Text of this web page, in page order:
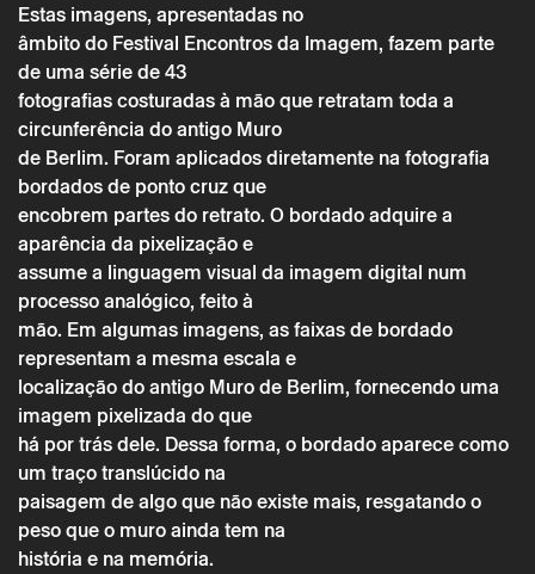
Estas imagens, apresentadas no
âmbito do Festival Encontros da Imagem, fazem parte
de uma série de 43
fotografias costuradas à mão que retratam toda a
circunferência do antigo Muro
de Berlim. Foram aplicados diretamente na fotografia
bordados de ponto cruz que
encobrem partes do retrato. O bordado adquire a
aparência da pixelização e
assume a linguagem visual da imagem digital num
processo analógico, feito à
mão. Em algumas imagens, as faixas de bordado
representam a mesma escala e
localização do antigo Muro de Berlim, fornecendo uma
imagem pixelizada do que
há por trás dele. Dessa forma, o bordado aparece como
um traço translúcido na
paisagem de algo que não existe mais, resgatando o
peso que o muro ainda tem na
história e na memória.
Sexta 16 setembro→Outros
ENCONTROS DA IMAGEM 2022 |
BERLIN, DE DIANE MEYER